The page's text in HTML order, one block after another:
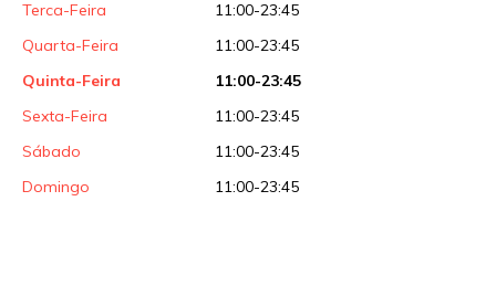
Terca-Feira
11:00-23:45
Quarta-Feira
11:00-23:45
Quinta-Feira
11:00-23:45
Sexta-Feira
11:00-23:45
Sábado
11:00-23:45
Domingo
11:00-23:45